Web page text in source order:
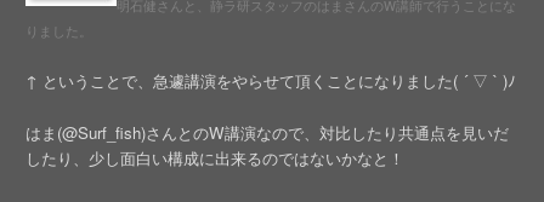
明石健さんと、静ラ研スタッフのはまさんのW講師で行うことにな
りました。
↑ ということで、急遽講演をやらせて頂くことになりました( ´ ▽ ` )ﾉ
はま(@Surf_fish)さんとのW講演なので、対比したり共通点を見いだ
したり、少し面白い構成に出来るのではないかなと！